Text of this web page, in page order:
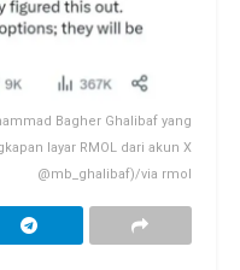
Bagher Ghalibaf yang
layar RMOL dari akun X
@mb_ghalibaf)/via rmol